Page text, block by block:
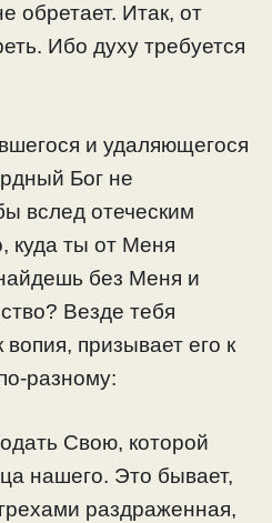
обретает. Итак, от
Ибо духу требуется
и удаляющегося
Бог не
вслед отеческим
куда ты от Меня
без Меня и
Везде тебя
призывает его к
разному:
Свою, которой
нашего. Это бывает,
раздраженная,